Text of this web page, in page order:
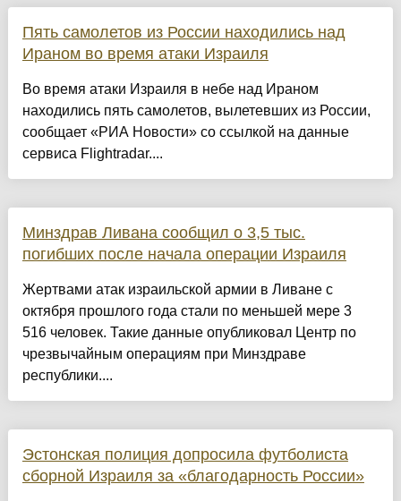
Пять самолетов из России находились над
Ираном во время атаки Израиля
Во время атаки Израиля в небе над Ираном
находились пять самолетов, вылетевших из России,
сообщает «РИА Новости» со ссылкой на данные
сервиса Flightradar....
Минздрав Ливана сообщил о 3,5 тыс.
погибших после начала операции Израиля
Жертвами атак израильской армии в Ливане с
октября прошлого года стали по меньшей мере 3
516 человек. Такие данные опубликовал Центр по
чрезвычайным операциям при Минздраве
республики....
Эстонская полиция допросила футболиста
сборной Израиля за «благодарность России»